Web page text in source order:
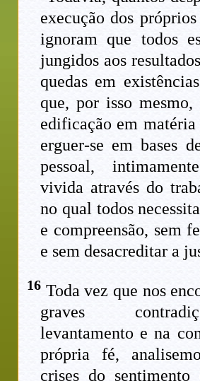
execução dos
ignoram que todos
jungidos aos
quedas em
que, por isso mesmo,
edificação em matéria
erguer-se em bases
pessoal,
vivida através do
no qual todos
e compreensão, sem
e sem desacreditar a
16 Toda vez que nos
graves
levantamento e na
própria fé,
crises do sentimento